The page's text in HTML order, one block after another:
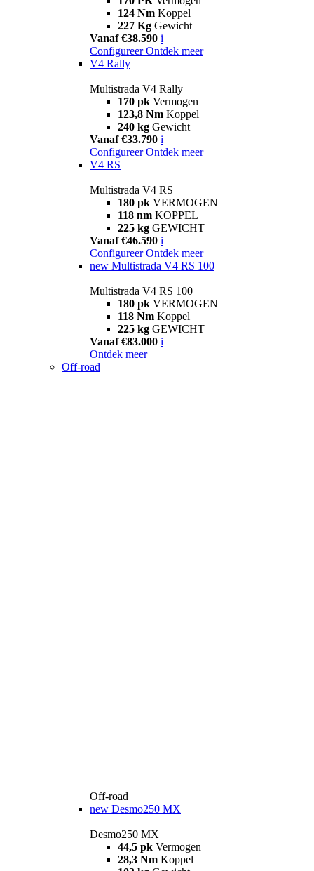
124 Nm Koppel
227 Kg Gewicht
Vanaf €38.590 i
Configureer Ontdek meer
V4 Rally
Multistrada V4 Rally
170 pk Vermogen
123,8 Nm Koppel
240 kg Gewicht
Vanaf €33.790 i
Configureer Ontdek meer
V4 RS
Multistrada V4 RS
180 pk VERMOGEN
118 nm KOPPEL
225 kg GEWICHT
Vanaf €46.590 i
Configureer Ontdek meer
new Multistrada V4 RS 100
Multistrada V4 RS 100
180 pk VERMOGEN
118 Nm Koppel
225 kg GEWICHT
Vanaf €83.000 i
Ontdek meer
Off-road
Off-road
new Desmo250 MX
Desmo250 MX
44,5 pk Vermogen
28,3 Nm Koppel